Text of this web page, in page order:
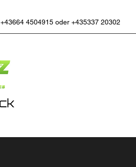
+43664 4504915 oder +435337 20302